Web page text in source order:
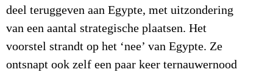
deel teruggeven aan Egypte, met uitzondering
van een aantal strategische plaatsen. Het
voorstel strandt op het ‘nee’ van Egypte. Ze
ontsnapt ook zelf een paar keer ternauwernood